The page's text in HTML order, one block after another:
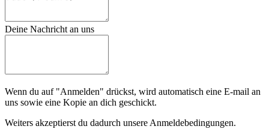
Deine Nachricht an uns
Wenn du auf "Anmelden" drückst, wird automatisch eine E-mail an
uns sowie eine Kopie an dich geschickt.
Weiters akzeptierst du dadurch unsere Anmeldebedingungen.